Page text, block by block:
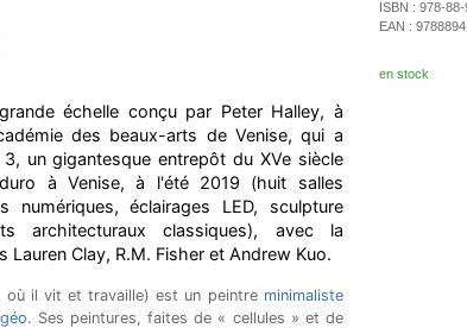
échelle conçu par Peter Halley, à
des beaux-arts de Venise, qui a
un gigantesque entrepôt du XVe siècle
à Venise, à l'été 2019 (huit salles
numériques, éclairages LED, sculpture
architecturaux classiques), avec la
Clay, R.M. Fisher et Andrew Kuo.
où il vit et travaille) est un peintre minimaliste
. Ses peintures, faites de « cellules » et de
ISBN : 978-
EAN :
en stock